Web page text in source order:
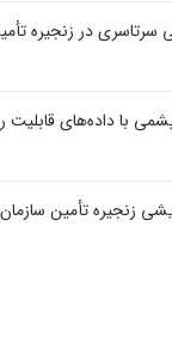
سرتاسری در زنجیره
با داده‌های قابلیت